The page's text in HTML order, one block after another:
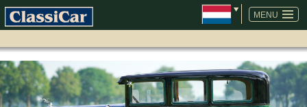
MENU
NAVIGATIE
OVERSLAAN